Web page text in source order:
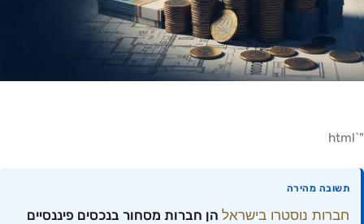
"`html
תשובה מהירה
חברות נוסטרו בישראל הן חברות מסחור בנכסים פיננסיים